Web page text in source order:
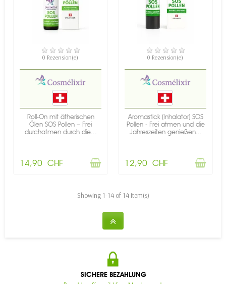
NICHT AUF LAGER
0 Rezension(e)
Roll-On mit ätherischen
Ölen SOS Pollen – Frei
durchatmen durch die...
14,90 CHF
NICHT AUF LAGER
0 Rezension(e)
Aromastick (Inhalator) SOS
Pollen - Frei atmen und die
Jahreszeiten genießen...
12,90 CHF
Showing 1-14 of 14 item(s)
SICHERE BEZAHLUNG